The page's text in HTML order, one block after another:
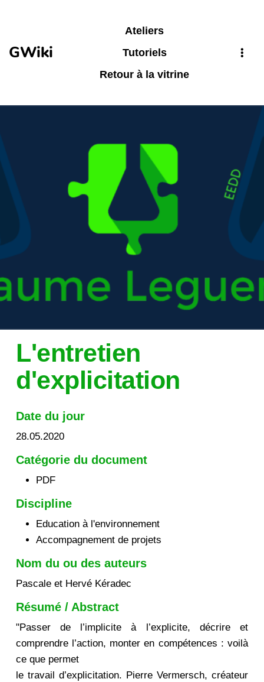
GWiki
Ateliers
Tutoriels
Retour à la vitrine
L'entretien
d'explicitation
Date du jour
28.05.2020
Catégorie du document
PDF
Discipline
Education à l'environnement
Accompagnement de projets
Nom du ou des auteurs
Pascale et Hervé Kéradec
Résumé / Abstract
"Passer de l’implicite à l’explicite, décrire et
comprendre l’action, monter en compétences : voilà
ce que permet
le travail d’explicitation. Pierre Vermersch, créateur